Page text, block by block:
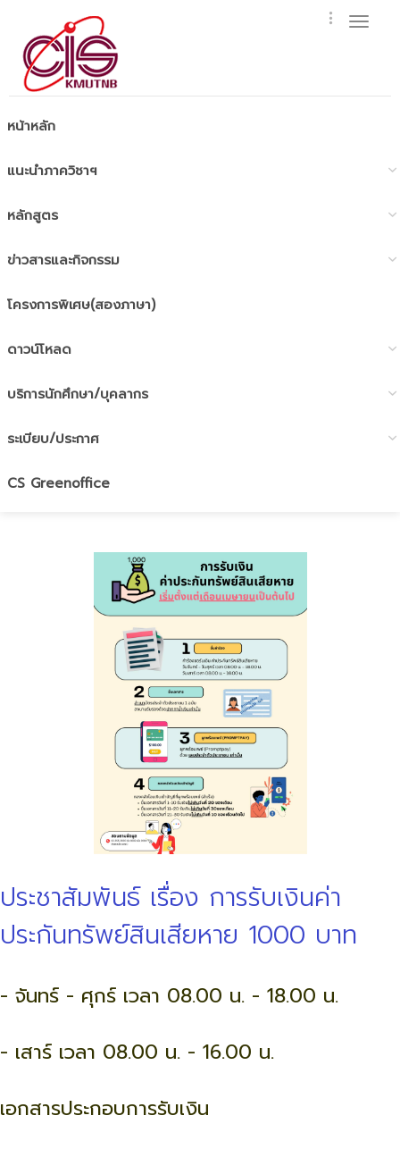
หน้าหลัก
แนะนำภาควิชาฯ
หลักสูตร
ข่าวสารและกิจกรรม
โครงการพิเศษ(สองภาษา)
ดาวน์โหลด
บริการนักศึกษา/บุคลากร
ระเบียบ/ประกาศ
CS Greenoffice
ประชาสัมพันธ์ เรื่อง การรับเงินค่า
ประกันทรัพย์สินเสียหาย 1000 บาท
- จันทร์ - ศุกร์ เวลา 08.00 น. - 18.00 น.
- เสาร์ เวลา 08.00 น. - 16.00 น.
เอกสารประกอบการรับเงิน